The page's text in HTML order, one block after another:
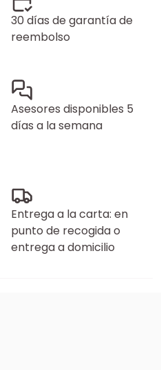
30 días de garantía de
reembolso
Asesores disponibles 5
días a la semana
Entrega a la carta: en
punto de recogida o
entrega a domicilio